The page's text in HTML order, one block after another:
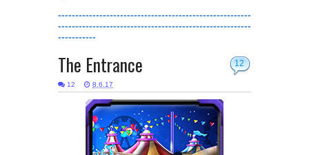
--------------------------------------------------------
--------------------------------------------------------
-----------
12
The Entrance
12 8.6.17